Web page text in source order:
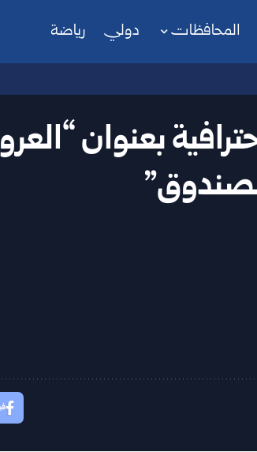
المحافظات دولي رياضة
بعنوان